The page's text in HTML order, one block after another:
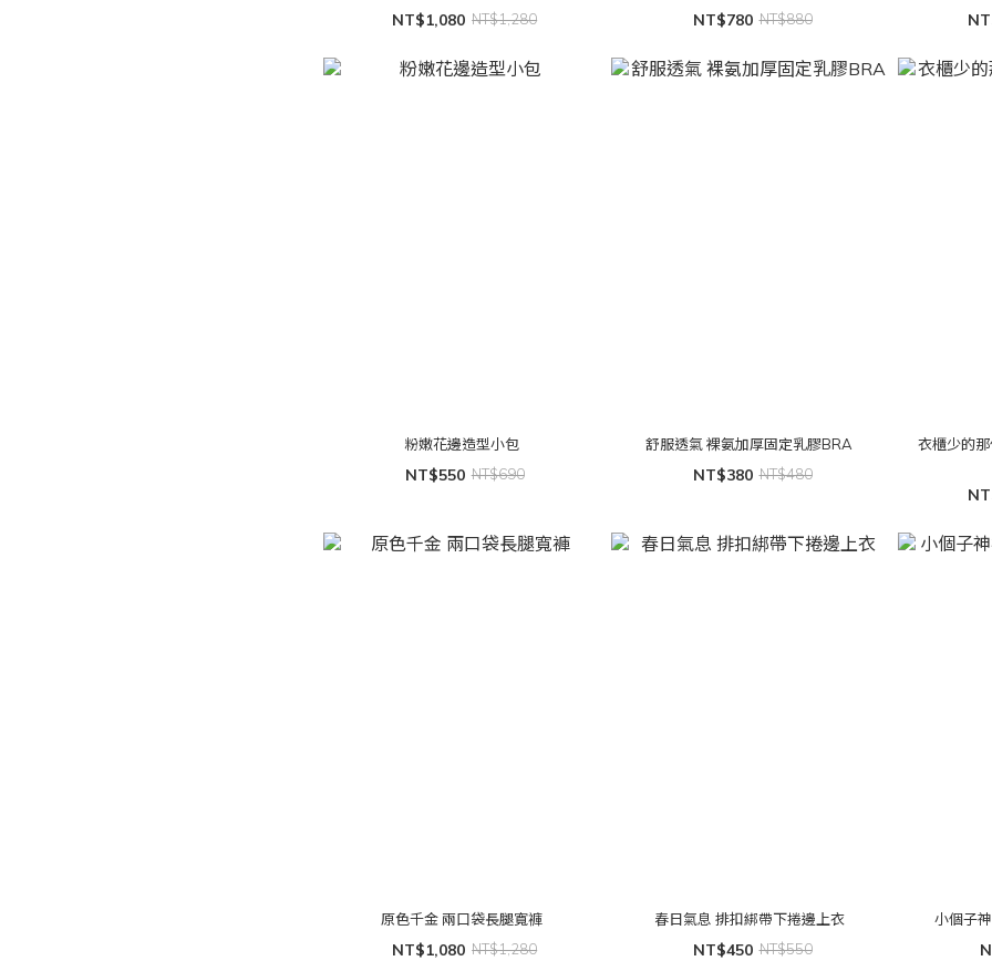
NT$1,080 NT$1,280 NT$780 NT$880
粉嫩花邊造型小包
NT$550 NT$690
舒服透氣 裸氨加厚固定乳膠BRA
NT$380 NT$480
衣櫃少的
原色千金 兩口袋長腿寬褲
NT$1,080 NT$1,280
春日氣息 排扣綁帶下捲邊上衣
NT$450 NT$550
小個子